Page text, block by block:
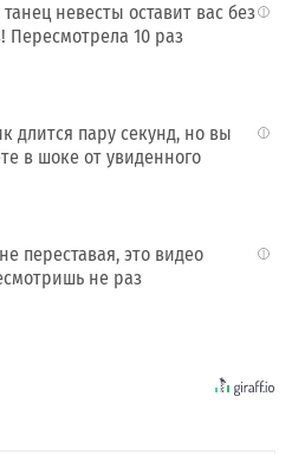
i
танец невесты оставит вас без
Пересмотрела 10 раз
i
длится пару секунд, но вы
в шоке от увиденного
i
переставая, это видео
не раз